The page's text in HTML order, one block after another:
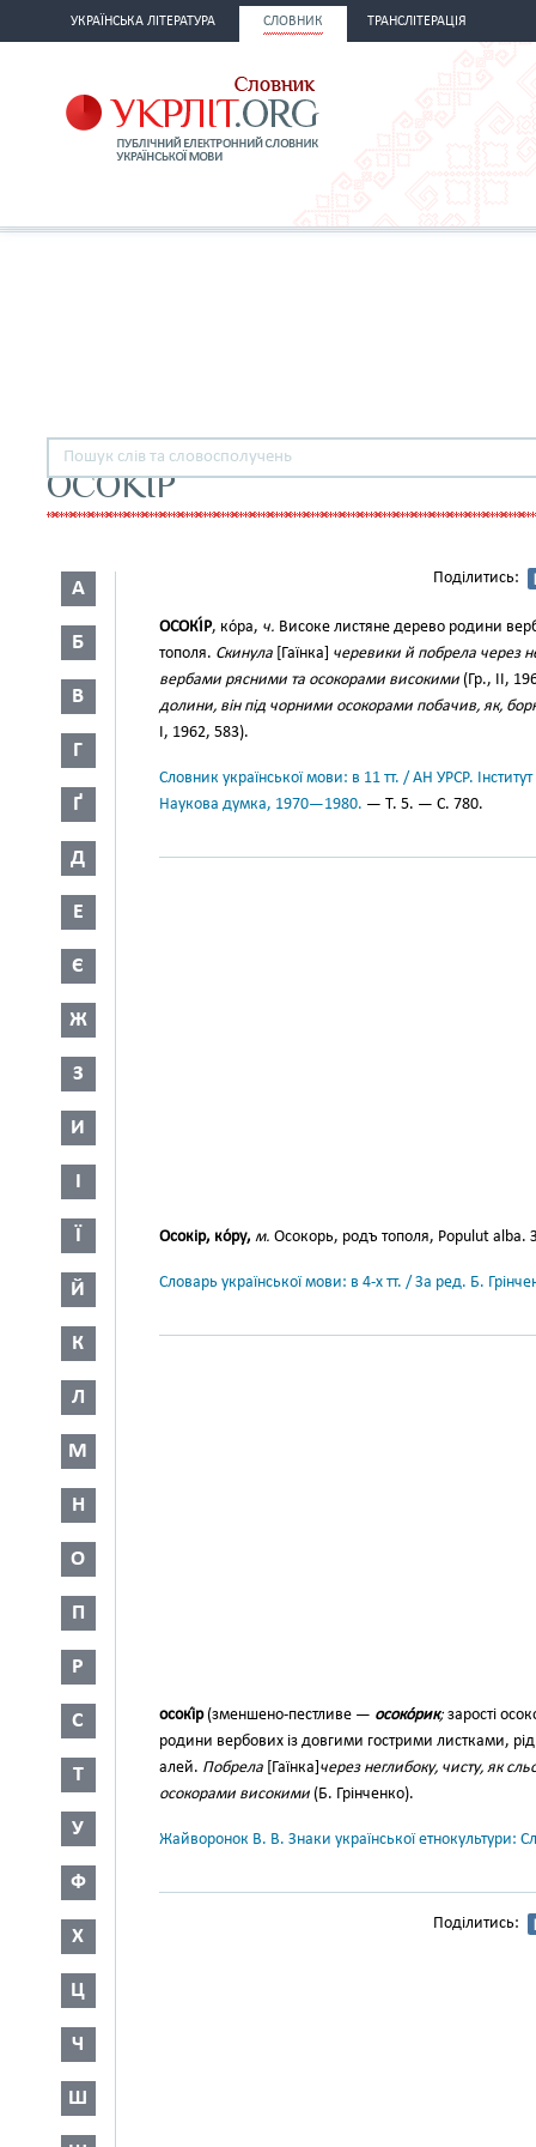
УКРАЇНСЬКА ЛІТЕРАТУРА СЛОВНИК ТРАНСЛІТЕРАЦІЯ
ОСОКІР
А
Б
В
Г
Ґ
Д
Е
Є
Ж
З
И
І
Ї
Й
К
Л
М
Н
О
П
Р
С
Т
У
Ф
Х
Ц
Ч
Ш
Поділитись:
ОСОКІ́Р, ко́ра, ч. Високе листяне дерево родини
тополя. Скинула [Гаїнка] черевики й побрела через
вербами рясними та осокорами високими (Гр., II,
долини, він під чорними осокорами побачив, як,
І, 1962, 583).
Словник української мови: в 11 тт. / АН УРСР.
Наукова думка, 1970—1980. — Т. 5. — С. 780.
Осокір, ко́ру, м. Осокорь, родъ тополя, Populut alba.
Словарь української мови: в 4-х тт. / За ред. Б.
осокі́р(зменшено-пестливе — осоко́рик; зарості
родини вербових із довгими гос­трими листками,
алей. Побрела [Гаїнка] через неглибоку, чисту, як
осокорами високими (Б. Грінченко).
Жайворонок В. В. Знаки української етнокультури:
Поділитись: